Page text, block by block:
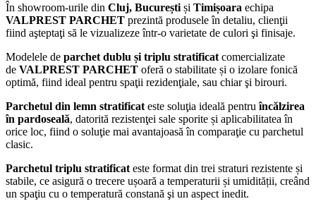
În showroom-urile din Cluj, București și Timișoara echipa
VALPREST PARCHET prezintă produsele în detaliu, clienţii
fiind aşteptaţi să le vizualizeze într-o varietate de culori şi finisaje.
Modelele de parchet dublu și triplu stratificat comercializate
de VALPREST PARCHET oferă o stabilitate și o izolare fonică
optimă, fiind ideal pentru spaţii rezidenţiale, sau chiar şi birouri.
Parchetul din lemn stratificat este soluţia ideală pentruîncălzirea
în pardoseală, datorită rezistenţei sale sporite și aplicabilitatea în
orice loc, fiind o soluţie mai avantajoasă în comparaţie cu parchetul
clasic.
Parchetul triplu stratificat este format din trei straturi rezistente și
stabile, ce asigură o trecere ușoară a temperaturii și umidității, creând
un spaţiu cu o temperatură constană şi un aspect inedit.